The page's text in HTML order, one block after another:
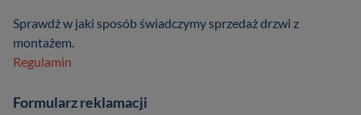
Sprawdź w jaki sposób świadczymy sprzedaż drzwi z
montażem.
Regulamin
Formularz reklamacji